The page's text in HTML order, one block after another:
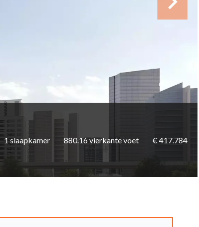
1 slaapkamer 880.16 vierkante voet € 417.784